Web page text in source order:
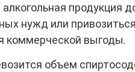
продукция
нужд или
коммерческой выгоды.
объем